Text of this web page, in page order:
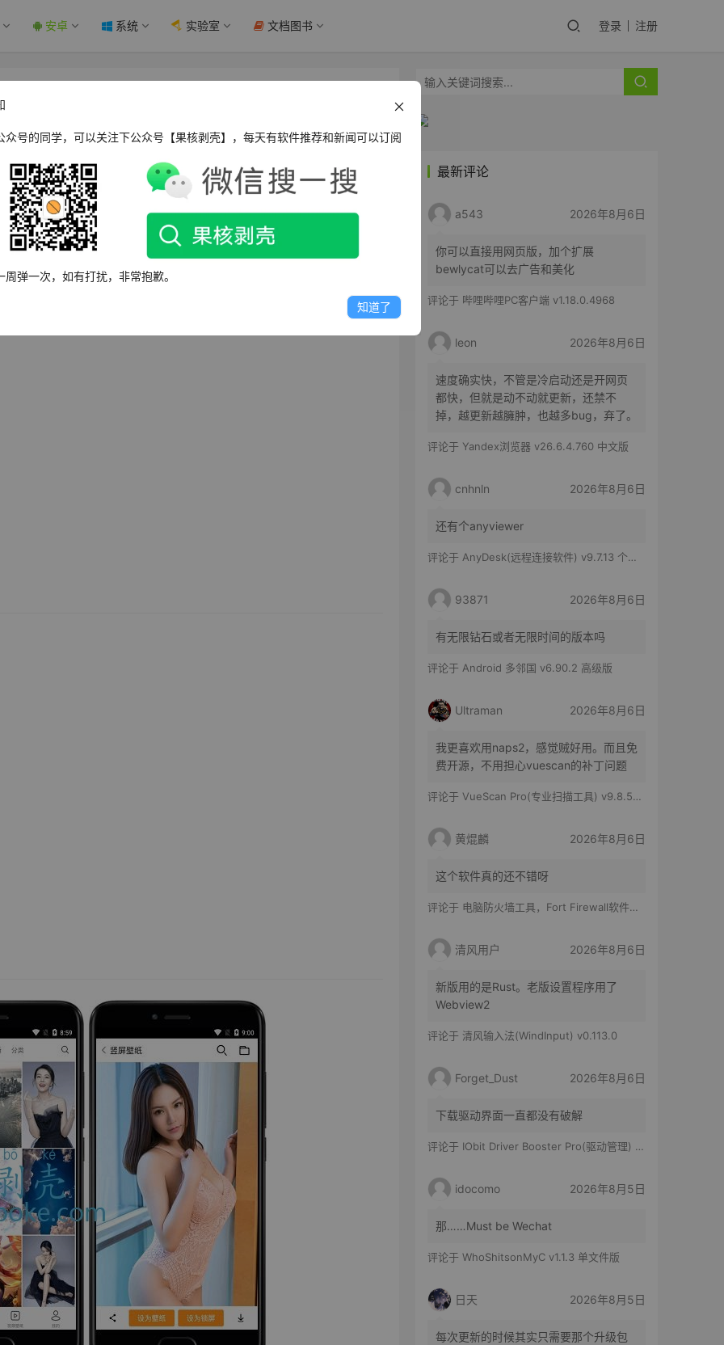
安卓 系统 实验室 文档图书 登录 注册
版 - 果核剥壳
键改变你的桌面、锁屏！
情的视频乐园！
最新评论
a543 2026年8月6日
你可以直接用网页版，加个扩展
bewlycat可以去广告和美化
评论于 哔哩哔哩PC客户端 v1.18.0.4968
leon 2026年8月6日
速度确实快，不管是冷启动还是开网页
都快，但就是动不动就更新，还禁不
掉，越更新越臃肿，也越多bug，弃了。
评论于 Yandex浏览器 v26.6.4.760 中文版
cnhnln 2026年8月6日
还有个anyviewer
评论于 AnyDesk(远程连接软件) v9.7.13 个人版
93871 2026年8月6日
有无限钻石或者无限时间的版本吗
评论于 Android 多邻国 v6.90.2 高级版
Ultraman 2026年8月6日
我更喜欢用naps2，感觉贼好用。而且免
费开源，不用担心vuescan的补丁问题
评论于 VueScan Pro(专业扫描工具) v9.8.56.11 修改版
黄焜麟 2026年8月6日
这个软件真的还不错呀
评论于 电脑防火墙工具，Fort Firewall软件体验
清风用户 2026年8月6日
新版用的是Rust。老版设置程序用了
Webview2
评论于 清风输入法(WindInput) v0.113.0
Forget_Dust 2026年8月6日
下载驱动界面一直都没有破解
评论于 IObit Driver Booster Pro(驱动管理) v13.6.0.438 便携修改版
idocomo 2026年8月5日
那……Must be Wechat
评论于 WhoShitsonMyC v1.1.3 单文件版
日天 2026年8月5日
每次更新的时候其实只需要那个升级包
众号的同学，可以关注下公众号【果核剥壳】，每天有软件推荐和新闻可以订阅
周弹一次，如有打扰，非常抱歉。
知道了